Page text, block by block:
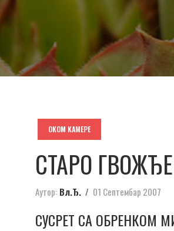
ОКОМ КАМЕРЕ
СТАРО
Аутор: Вл.Ђ. 01 Септембар 2007
СУСРЕТ СА ОБРЕНКОМ